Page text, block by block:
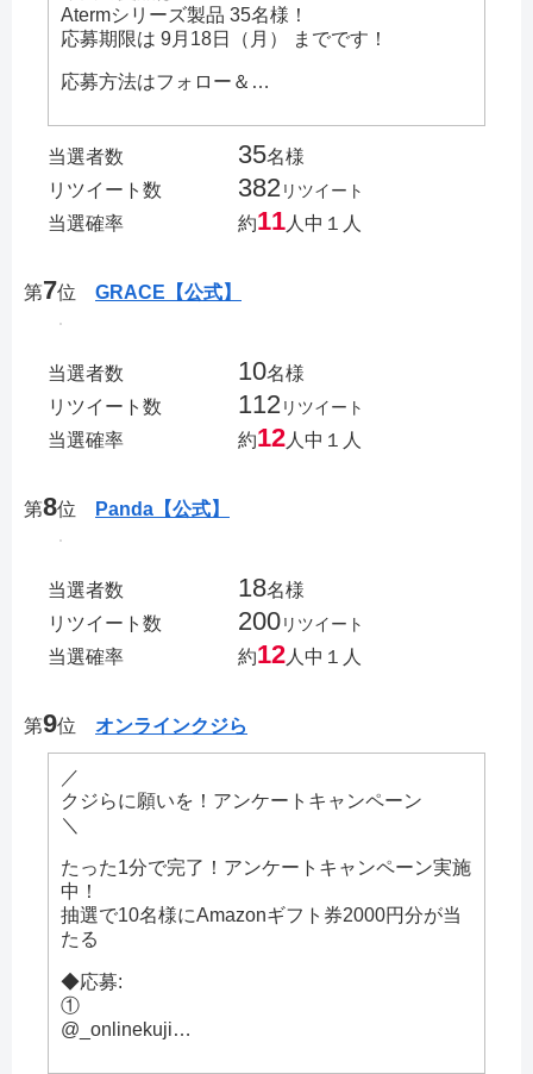
Atermシリーズ製品 35名様！
応募期限は 9月18日（月） までです！
応募方法はフォロー＆…
当選者数 35名様
リツイート数
382リツイート
当選確率 約11 人中１人
第7位 GRACE【公式】
当選者数 10名様
リツイート数
112リツイート
当選確率 約12 人中１人
第8位 Panda【公式】
当選者数 18名様
リツイート数
200リツイート
当選確率 約12 人中１人
第9位 オンラインクジら
／
クジらに願いを！アンケートキャンペーン
＼
たった1分で完了！アンケートキャンペーン実施
中！
抽選で10名様にAmazonギフト券2000円分が当
たる
◆応募:
①
@_onlinekuji…